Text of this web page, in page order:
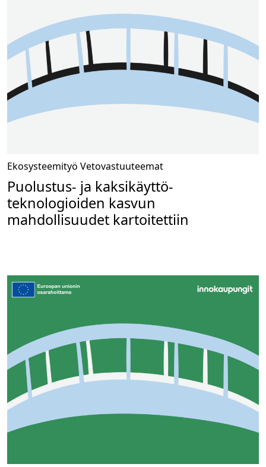
Ekosysteemityö Vetovastuuteemat
Puolustus- ja kaksikäyttö­
teknologioiden kasvun
mahdollisuudet kartoitettiin